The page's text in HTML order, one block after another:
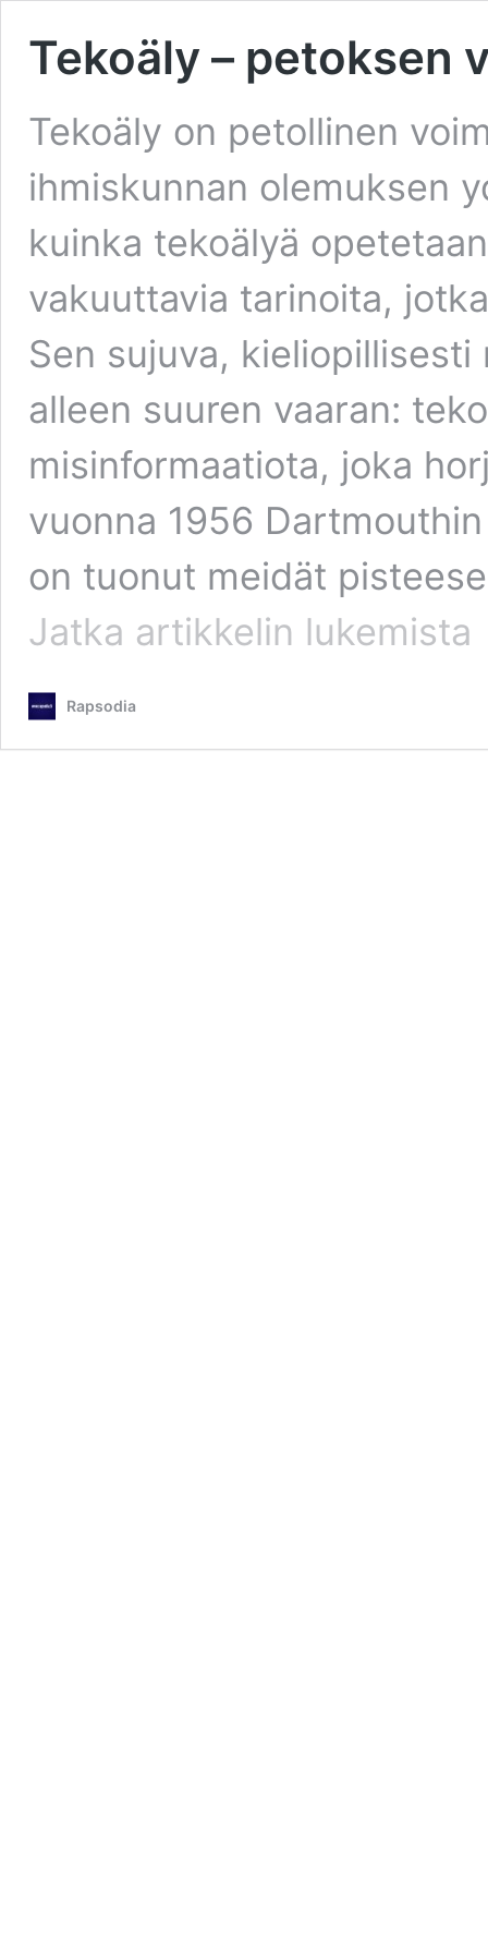
Tekoäly – petoksen
Tekoäly on petollinen
ihmiskunnan olemuksen
kuinka tekoälyä
vakuuttavia tarinoita,
Sen sujuva,
alleen suuren vaaran:
misinformaatiota, joka
vuonna 1956
on tuonut meidät
Jatka artikkelin
Tekoäly
lukemista
Rapsodia